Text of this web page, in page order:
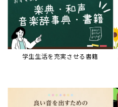
学生生活を充実させる書籍